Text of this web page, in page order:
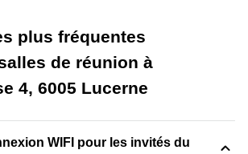
plus fréquentes
de réunion à
4, 6005 Lucerne
WIFI pour les invités du